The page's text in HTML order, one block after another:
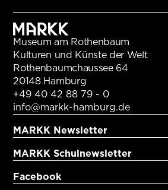
Museum am Rothenbaum
Kulturen und Künste der Welt
Rothenbaumchaussee 64
20148 Hamburg
+49 40 42 88 79 - 0
info@markk-hamburg.de
MARKK Newsletter
MARKK Schulnewsletter
Facebook